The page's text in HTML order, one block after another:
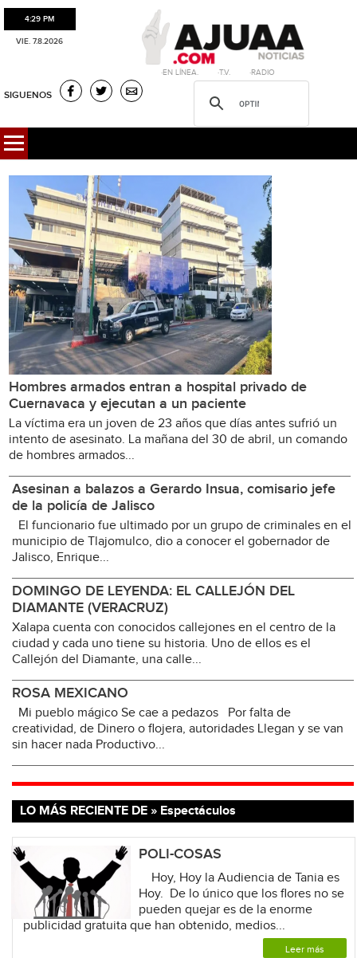
4:29 PM
VIE. 7.8.2026
·EN LÍNEA. ·T.V. ·RADIO
SIGUENOS
Hombres armados entran a hospital privado de
Cuernavaca y ejecutan a un paciente
La víctima era un joven de 23 años que días antes sufrió un
intento de asesinato. La mañana del 30 de abril, un comando
de hombres armados...
Asesinan a balazos a Gerardo Insua, comisario jefe
de la policía de Jalisco
El funcionario fue ultimado por un grupo de criminales en el
municipio de Tlajomulco, dio a conocer el gobernador de
Jalisco, Enrique...
DOMINGO DE LEYENDA: EL CALLEJÓN DEL
DIAMANTE (VERACRUZ)
Xalapa cuenta con conocidos callejones en el centro de la
ciudad y cada uno tiene su historia. Uno de ellos es el
Callejón del Diamante, una calle...
ROSA MEXICANO
Mi pueblo mágico Se cae a pedazos Por falta de
creatividad, de Dinero o flojera, autoridades Llegan y se van
sin hacer nada Productivo...
LO MÁS RECIENTE DE » Espectáculos
POLI-COSAS
Hoy, Hoy la Audiencia de Tania es
Hoy. De lo único que los flores no se
pueden quejar es de la enorme
publicidad gratuita que han obtenido, medios...
Leer más